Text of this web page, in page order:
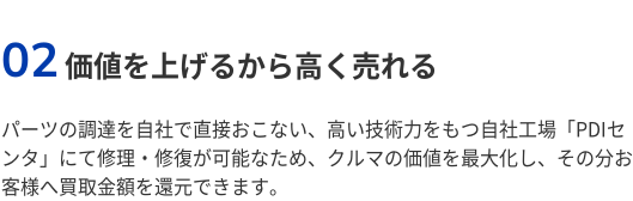
02価値を上げるから高く売れる
パーツの調達を自社で直接おこない、高い技術力をもつ自社工場「PDIセ
ンタ」にて修理・修復が可能なため、クルマの価値を最大化し、その分お
客様へ買取金額を還元できます。